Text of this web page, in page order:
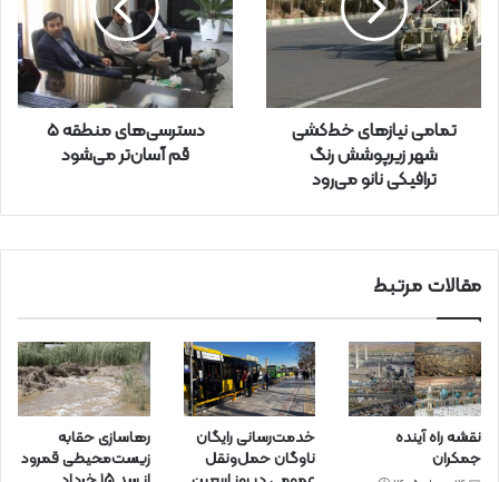
ر
ا
ر
تمامی نیازهای خط‌کشی
شهر زیرپوشش رنگ
ترافیکی نانو می‌رود
دسترسی‌های منطقه ۵
قم آسان‌تر می‌شود
مقالات مرتبط
نقشه راه آینده
جمکران
خدمت‌رسانی رایگان
ناوگان حمل‌ونقل
رهاسازی حقابه
زیست‌محیطی قمرود